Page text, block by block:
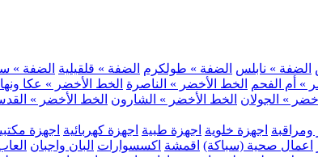
الضفة » نابلس الضفة » طولكرم الضفة » قلقيلية الضفة »
» أم الفحم الخط الأخضر » الناصرة الخط الأخضر » عكا
» الجولان الخط الأخضر » الشارون الخط الأخضر »
ومراقبة اجهزة خلوية اجهزة طبية اجهزة كهربائية اجهزة
اعمال صحية (سباكة) اقمشة اكسسوارات البان واجبان